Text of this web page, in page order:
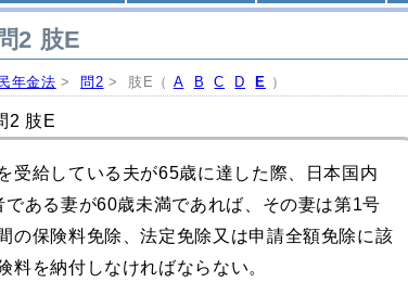
2 肢E
年金法 > 問2 > 肢E（ A B C D E ）
2 肢E
受給している夫が65歳に達した際、日本国内
ある妻が60歳未満であれば、その妻は第1号
の保険料免除
、法定免除又は申請全額免除に該
料を納付しなければならない。